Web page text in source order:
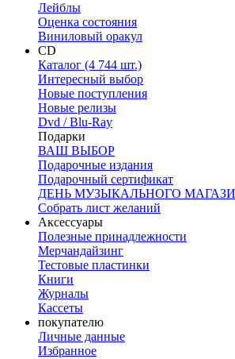
Лейблы
Оценка состояния
Виниловый оракул
CD
Каталог (4 744 шт.)
Интересный выбор
Новые поступления
Новые релизы
Dvd / Blu-Ray
Подарки
ВАШ ВЫБОР
Подарочные издания
Подарочный сертификат
ДЕНЬ МУЗЫКАЛЬНОГО
Собрать лист желаний
Аксессуары
Полезные принадлежности
Мерчандайзинг
Тестовые пластинки
Книги
Журналы
Кассеты
покупателю
Личные данные
Избранное